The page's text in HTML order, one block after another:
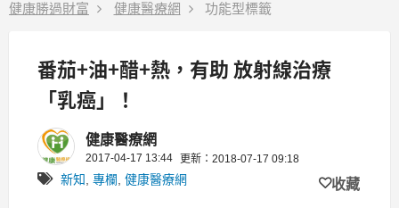
健康勝過財富 健康醫療網 功能型標籤
番茄+油+醋+熱，有助 放射線治療
「乳癌」！
健康醫療網
2017-04-17 13:44 更新：2018-07-17 09:18
新知 專欄 健康醫療網 收藏